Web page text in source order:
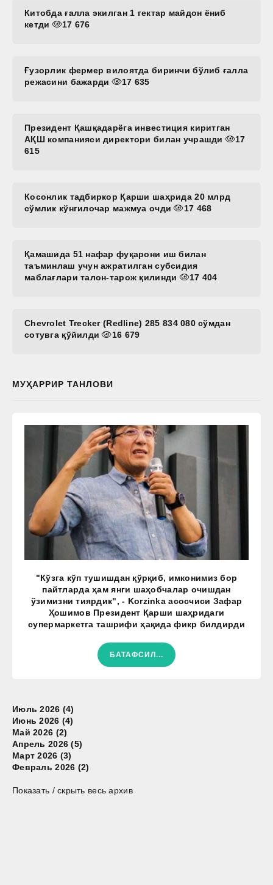
Китобда ғалла экилган 1 гектар майдон ёниб
кетди
17 676
Ғузорлик фермер вилоятда биринчи бўлиб ғалла
режасини бажарди
17 635
Президент Қашқадарёга инвестиция киритган
АҚШ компанияси директори билан учрашди
17
615
Косонлик тадбиркор Қарши шаҳрида 20 млрд
сўмлик кўнгилочар мажмуа очди
17 468
Қамашида 51 нафар фуқарони иш билан
таъминлаш учун ажратилган субсидия
маблағлари талон-тарож қилинди
17 404
Chevrolet Trecker (Redline) 285 834 080 сўмдан
сотувга қўйилди
16 679
МУҲАРРИР ТАНЛОВИ
"Кўзга кўп тушишдан қўрқиб, имконимиз бор
пайтларда ҳам янги шаҳобчалар очишдан
ўзимизни тиярдик", - Korzinka асосчиси Зафар
Ҳошимов Президент Қарши шаҳридаги
супермаркетга ташрифи ҳақида фикр билдирди
БАТАФСИЛ...
Июль 2026 (4)
Июнь 2026 (4)
Май 2026 (2)
Апрель 2026 (5)
Март 2026 (3)
Февраль 2026 (2)
Показать / скрыть весь архив